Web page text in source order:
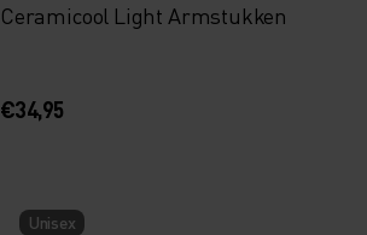
Ceramicool Light Armstukken
€34,95
Unisex